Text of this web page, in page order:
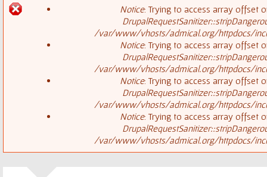
Notice: Trying to access array offset
/var/www/vhosts/admical.org/httpdocs/
Notice: Trying to access array offset
/var/www/vhosts/admical.org/httpdocs/
Notice: Trying to access array offset
/var/www/vhosts/admical.org/httpdocs/
Notice: Trying to access array offset
/var/www/vhosts/admical.org/httpdocs/